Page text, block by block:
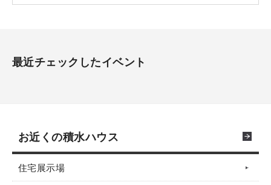
最近チェックしたイベント
お近くの積水ハウス
住宅展示場